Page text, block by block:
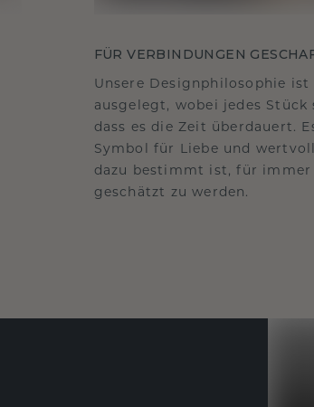
FÜR VERBINDUNGEN
Unsere Designphilosophie ist
ausgelegt, wobei jedes
dass es die Zeit überdauert.
Symbol für Liebe und
dazu bestimmt ist, für
geschätzt zu werden.